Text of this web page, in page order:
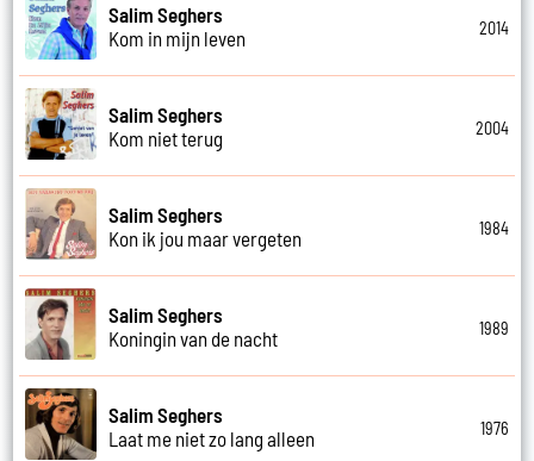
Salim Seghers
Kom in mijn leven
2014
Salim Seghers
Kom niet terug
2004
Salim Seghers
Kon ik jou maar vergeten
1984
Salim Seghers
Koningin van de nacht
1989
Salim Seghers
Laat me niet zo lang alleen
1976